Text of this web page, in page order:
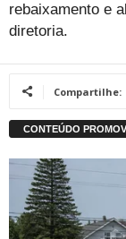
rebaixamento e
diretoria.
Compartilhe: